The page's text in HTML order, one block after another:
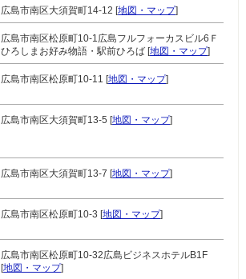
広島市南区大須賀町14-12 [地図・マップ]
広島市南区松原町10-1広島フルフォーカスビル6Ｆ
ひろしまお好み物語・駅前ひろば [地図・マップ]
広島市南区松原町10-11 [地図・マップ]
広島市南区大須賀町13-5 [地図・マップ]
広島市南区大須賀町13-7 [地図・マップ]
広島市南区松原町10-3 [地図・マップ]
広島市南区松原町10-32広島ビジネスホテルB1F
[地図・マップ]